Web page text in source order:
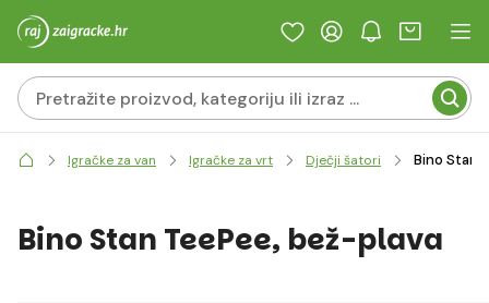
Igračke za van Igračke za vrt Dječji šatori Bino Stan
Bino Stan TeePee, bež-plava